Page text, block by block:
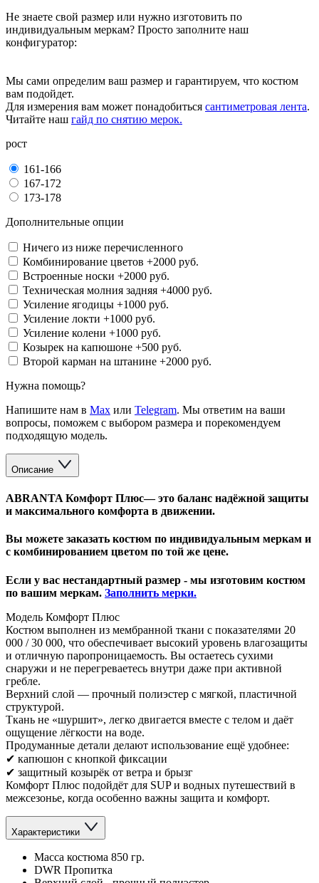
Не знаете свой размер или нужно изготовить по
индивидуальным меркам? Просто заполните наш
конфигуратор:
Мы сами определим ваш размер и гарантируем, что костюм
вам подойдет.
Для измерения вам может понадобиться сантиметровая лента.
Читайте наш гайд по снятию мерок.
рост
161-166
167-172
173-178
Дополнительные опции
Ничего из ниже перечисленного
Комбинирование цветов +2000 руб.
Встроенные носки +2000 руб.
Техническая молния задняя +4000 руб.
Усиление ягодицы +1000 руб.
Усиление локти +1000 руб.
Усиление колени +1000 руб.
Козырек на капюшоне +500 руб.
Второй карман на штанине +2000 руб.
Нужна помощь?
Напишите нам в Max или Telegram. Мы ответим на ваши
вопросы, поможем с выбором размера и порекомендуем
подходящую модель.
Описание
ABRANTA Комфорт Плюс— это баланс надёжной защиты
и максимального комфорта в движении.
Вы можете заказать костюм по индивидуальным меркам и
с комбинированием цветом по той же цене.
Если у вас нестандартный размер - мы изготовим костюм
по вашим меркам. Заполнить мерки.
Модель Комфорт Плюс
Костюм выполнен из мембранной ткани с показателями 20
000 / 30 000, что обеспечивает высокий уровень влагозащиты
и отличную паропроницаемость. Вы остаетесь сухими
снаружи и не перегреваетесь внутри даже при активной
гребле.
Верхний слой — прочный полиэстер с мягкой, пластичной
структурой.
Ткань не «шуршит», легко двигается вместе с телом и даёт
ощущение лёгкости на воде.
Продуманные детали делают использование ещё удобнее:
✔ капюшон с кнопкой фиксации
✔ защитный козырёк от ветра и брызг
Комфорт Плюс подойдёт для SUP и водных путешествий в
межсезонье, когда особенно важны защита и комфорт.
Характеристики
Масса костюма 850 гр.
DWR Пропитка